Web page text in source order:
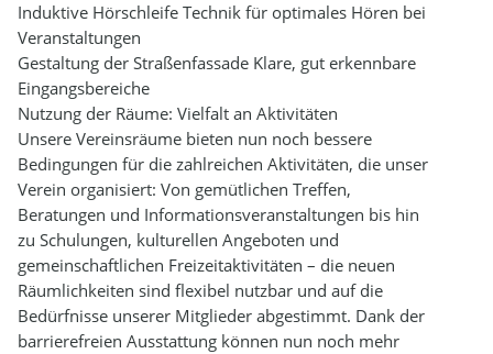
Induktive Hörschleife Technik für optimales Hören bei
Veranstaltungen
Gestaltung der Straßenfassade Klare, gut erkennbare
Eingangsbereiche
Nutzung der Räume: Vielfalt an Aktivitäten
Unsere Vereinsräume bieten nun noch bessere
Bedingungen für die zahlreichen Aktivitäten, die unser
Verein organisiert: Von gemütlichen Treffen,
Beratungen und Informationsveranstaltungen bis hin
zu Schulungen, kulturellen Angeboten und
gemeinschaftlichen Freizeitaktivitäten – die neuen
Räumlichkeiten sind flexibel nutzbar und auf die
Bedürfnisse unserer Mitglieder abgestimmt. Dank der
barrierefreien Ausstattung können nun noch mehr